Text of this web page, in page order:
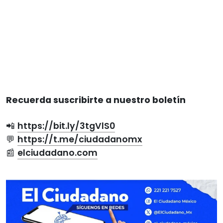
Recuerda suscribirte a nuestro boletín
📲 https://bit.ly/3tgVlS0
💬 https://t.me/ciudadanomx
📰 elciudadano.com